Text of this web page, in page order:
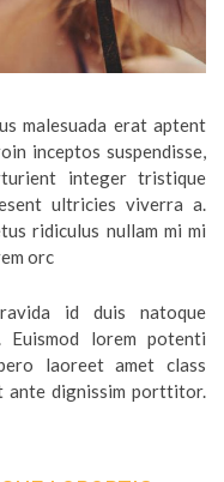
malesuada erat aptent
inceptos suspendisse,
integer tristique
ultricies viverra a.
ridiculus nullam mi mi
orc
id duis natoque
Euismod lorem potenti
laoreet amet class
ante dignissim porttitor.